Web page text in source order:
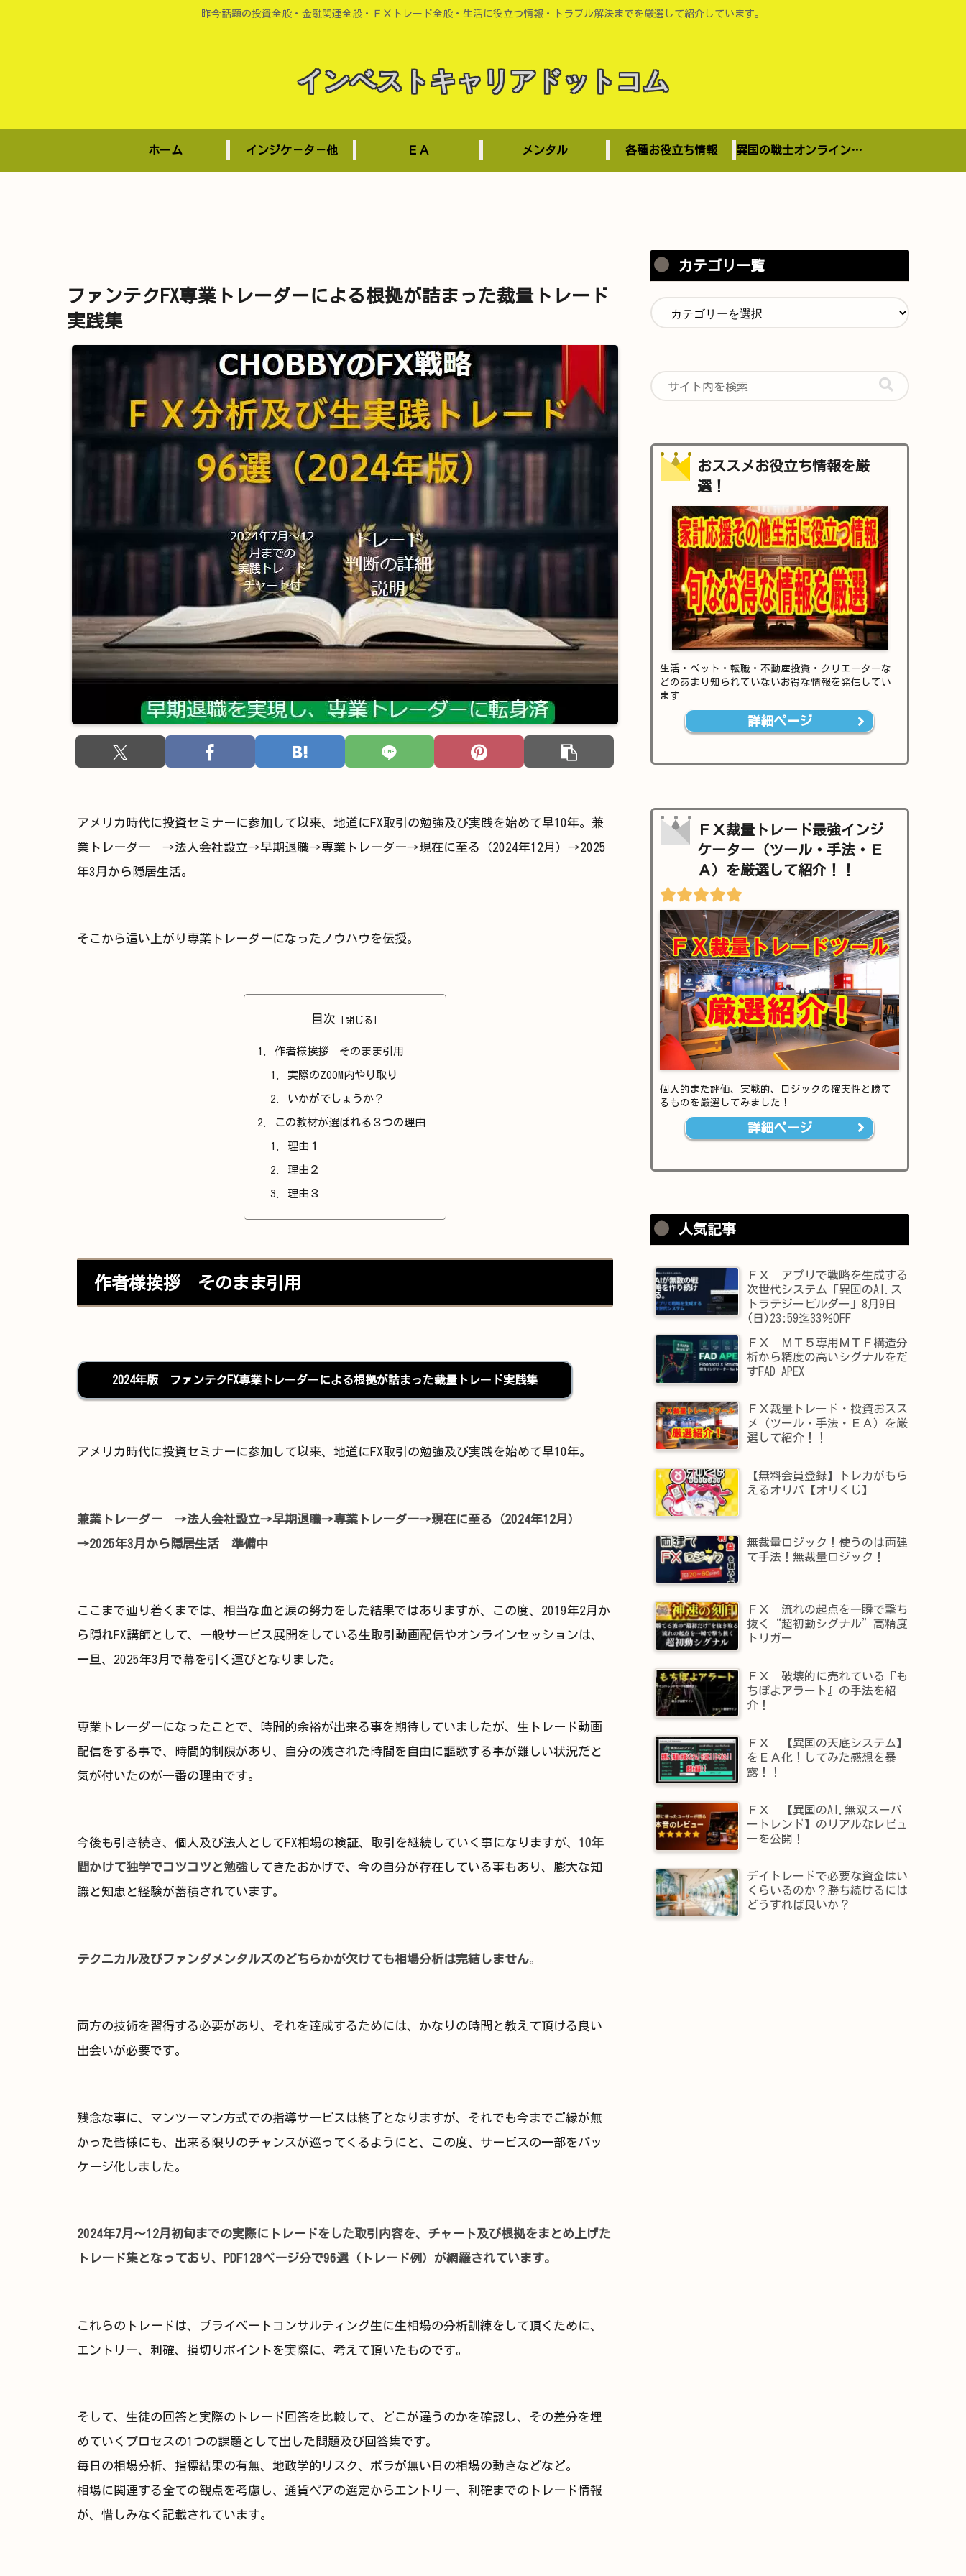
昨今話題の投資全般・金融関連全般・ＦＸトレード全般・生活に役立つ情報・トラブル解決までを厳選して紹介しています。
インベストキャリアドットコム
ホーム インジケ－タ－他 ＥＡ メンタル 各種お役立ち情報 異国の戦士オンラインショップ
ファンテクFX専業トレーダーによる根拠が詰まった裁量トレード
実践集
アメリカ時代に投資セミナーに参加して以来、地道にFX取引の勉強及び実践を始めて早10年。兼
業トレーダー →法人会社設立→早期退職→専業トレーダー→現在に至る（2024年12月）→2025
年3月から隠居生活。
そこから這い上がり専業トレーダーになったノウハウを伝授。
目次
作者様挨拶 そのまま引用
実際のZOOM内やり取り
いかがでしょうか？
この教材が選ばれる３つの理由
理由１
理由２
理由３
作者様挨拶 そのまま引用
2024年版 ファンテクFX専業トレーダーによる根拠が詰まった裁量トレード実践集
アメリカ時代に投資セミナーに参加して以来、地道にFX取引の勉強及び実践を始めて早10年。
兼業トレーダー →法人会社設立→早期退職→専業トレーダー→現在に至る（2024年12月）
→2025年3月から隠居生活 準備中
ここまで辿り着くまでは、相当な血と涙の努力をした結果ではありますが、この度、2019年2月か
ら隠れFX講師として、一般サービス展開をしている生取引動画配信やオンラインセッションは、
一旦、2025年3月で幕を引く運びとなりました。
専業トレーダーになったことで、時間的余裕が出来る事を期待していましたが、生トレード動画
配信をする事で、時間的制限があり、自分の残された時間を自由に謳歌する事が難しい状況だと
気が付いたのが一番の理由です。
今後も引き続き、個人及び法人としてFX相場の検証、取引を継続していく事になりますが、 10年
間かけて独学でコツコツと勉強してきたおかげで、今の自分が存在している事もあり、膨大な知
識と知恵と経験が蓄積されています。
テクニカル及びファンダメンタルズのどちらかが欠けても相場分析は完結しません。
両方の技術を習得する必要があり、それを達成するためには、かなりの時間と教えて頂ける良い
出会いが必要です。
残念な事に、マンツーマン方式での指導サービスは終了となりますが、それでも今までご縁が無
かった皆様にも、出来る限りのチャンスが巡ってくるようにと、この度、サービスの一部をパッ
ケージ化しました。
2024年7月～12月初旬までの実際にトレードをした取引内容を、チャート及び根拠をまとめ上げた
トレード集となっており、PDF128ページ分で96選（トレード例）が網羅されています。
これらのトレードは、プライベートコンサルティング生に生相場の分析訓練をして頂くために、
エントリー、利確、損切りポイントを実際に、考えて頂いたものです。
そして、生徒の回答と実際のトレード回答を比較して、どこが違うのかを確認し、その差分を埋
めていくプロセスの1つの課題として出した問題及び回答集です。
毎日の相場分析、指標結果の有無、地政学的リスク、ボラが無い日の相場の動きなどなど。
相場に関連する全ての観点を考慮し、通貨ペアの選定からエントリー、利確までのトレード情報
が、惜しみなく記載されています。
カテゴリ一覧
おススメお役立ち情報を厳
選！
生活・ペット・転職・不動産投資・クリエーターな
どのあまり知られていないお得な情報を発信してい
ます
詳細ページ
ＦＸ裁量トレード最強インジ
ケーター（ツール・手法・Ｅ
Ａ）を厳選して紹介！！
個人的また評価、実戦的、ロジックの確実性と勝て
るものを厳選してみました！
詳細ページ
人気記事
ＦＸ アプリで戦略を生成する
次世代システム「異国のAI.ス
トラテジービルダー」8月9日
(日)23:59迄33％OFF
ＦＸ ＭＴ５専用ＭＴＦ構造分
析から精度の高いシグナルをだ
すFAD APEX
ＦＸ裁量トレード・投資おスス
メ（ツール・手法・ＥＡ）を厳
選して紹介！！
【無料会員登録】トレカがもら
えるオリパ【オリくじ】
無裁量ロジック！使うのは両建
て手法！無裁量ロジック！
ＦＸ 流れの起点を一瞬で撃ち
抜く“超初動シグナル”高精度
トリガー
ＦＸ 破壊的に売れている『も
ちぽよアラート』の手法を紹
介！
ＦＸ 【異国の天底システム】
をＥＡ化！してみた感想を暴
露！！
ＦＸ 【異国のAI.無双スーパ
ートレンド】​のリアルなレビュ
ーを公開！
デイトレードで必要な資金はい
くらいるのか？勝ち続けるには
どうすれば良いか？